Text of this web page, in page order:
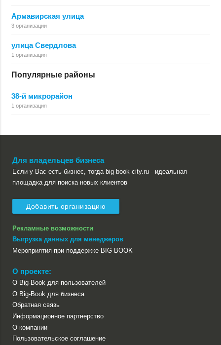
Армавирская улица
3 организации
улица Свердлова
1 организация
Популярные районы
38-й микрорайон
1 организация
Для владельцев бизнеса
Если у Вас есть бизнес, тогда big-book-city.ru - идеальная
площадка для поиска новых клиентов
Добавить организацию
Рекламные возможности
Выгрузка данных для менеджеров
Мероприятия при поддержке BIG-BOOK
О проекте:
О Big-Book для пользователей
О Big-Book для бизнеса
Обратная связь
Информационное партнерство
О компании
Пользовательское соглашение